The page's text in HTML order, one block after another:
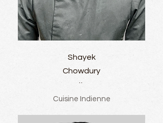
Shayek
Chowdury
Cuisine Indienne